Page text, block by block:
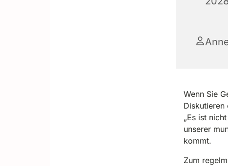
Wenn Sie
Diskutieren
„Es ist
unserer
kommt.
Zum